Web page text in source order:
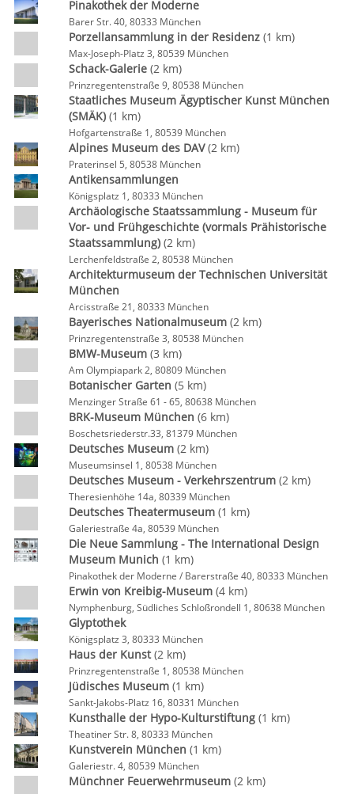
Pinakothek der Moderne
Barer Str. 40, 80333 München
Porzellansammlung in der Residenz(1 km)
Max-Joseph-Platz 3, 80539 München
Schack-Galerie(2 km)
Prinzregentenstraße 9, 80538 München
Staatliches Museum Ägyptischer Kunst München
(SMÄK)(1 km)
Hofgartenstraße 1, 80539 München
Alpines Museum des DAV(2 km)
Praterinsel 5, 80538 München
Antikensammlungen
Königsplatz 1, 80333 München
Archäologische Staatssammlung - Museum für
Vor- und Frühgeschichte (vormals Prähistorische
Staatssammlung)(2 km)
Lerchenfeldstraße 2, 80538 München
Architekturmuseum der Technischen Universität
München
Arcisstraße 21, 80333 München
Bayerisches Nationalmuseum(2 km)
Prinzregentenstraße 3, 80538 München
BMW-Museum(3 km)
Am Olympiapark 2, 80809 München
Botanischer Garten (5 km)
Menzinger Straße 61 - 65, 80638 München
BRK-Museum München (6 km)
Boschetsriederstr.33, 81379 München
Deutsches Museum(2 km)
Museumsinsel 1, 80538 München
Deutsches Museum - Verkehrszentrum(2 km)
Theresienhöhe 14a, 80339 München
Deutsches Theatermuseum(1 km)
Galeriestraße 4a, 80539 München
Die Neue Sammlung - The International Design
Museum Munich (1 km)
Pinakothek der Moderne / Barerstraße 40, 80333 München
Erwin von Kreibig-Museum(4 km)
Nymphenburg, Südliches Schloßrondell 1, 80638 München
Glyptothek
Königsplatz 3, 80333 München
Haus der Kunst(2 km)
Prinzregentenstraße 1, 80538 München
Jüdisches Museum(1 km)
Sankt-Jakobs-Platz 16, 80331 München
Kunsthalle der Hypo-Kulturstiftung(1 km)
Theatiner Str. 8, 80333 München
Kunstverein München (1 km)
Galeriestr. 4, 80539 München
Münchner Feuerwehrmuseum(2 km)